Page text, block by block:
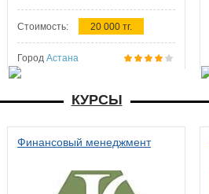
Стоимость: 20 000 тг.
Город Астана
КУРСЫ
Финансовый менеджмент